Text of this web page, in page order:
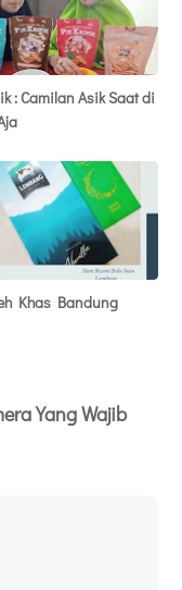
: Camilan Asik Saat di
Khas Bandung
Yang Wajib